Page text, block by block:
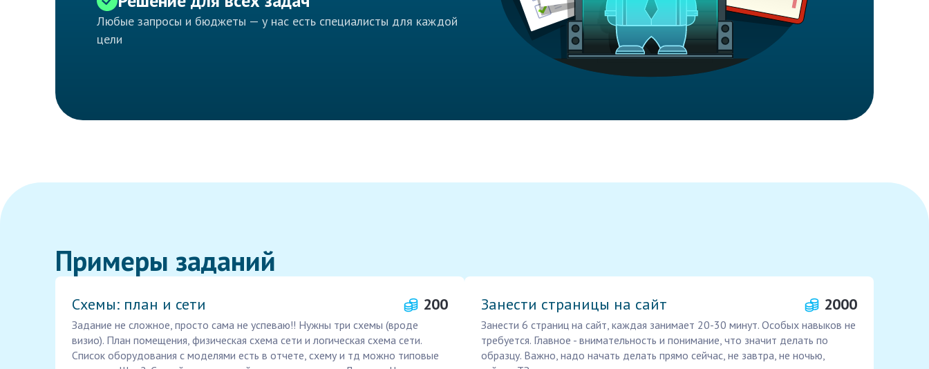
Любые запросы и бюджеты — у нас есть специалисты для каждой
цели
Примеры заданий
Схемы: план и сети 200
Задание не сложное, просто сама не успеваю!! Нужны три схемы (вроде
визио). План помещения, физическая схема сети и логическая схема сети.
Список оборудования с моделями есть в отчете, схему и тд можно типовые
Занести страницы на сайт 2000
Занести 6 страниц на сайт, каждая занимает 20-30 минут. Особых навыков не
требуется. Главное - внимательность и понимание, что значит делать по
образцу. Важно, надо начать делать прямо сейчас, не завтра, не ночью,